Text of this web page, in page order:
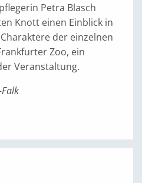
Petra Blasch
Knott einen Einblick in
der einzelnen
Zoo, ein
Veranstaltung.